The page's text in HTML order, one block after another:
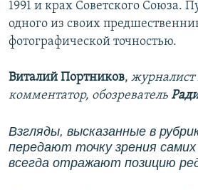
1991 и крах Советского Союза.
одного из своих
фотографической точностью.
Виталий Портников, журналист
комментатор, обозреватель
Взгляды, высказанные в
передают точку зрения
всегда отражают позицию